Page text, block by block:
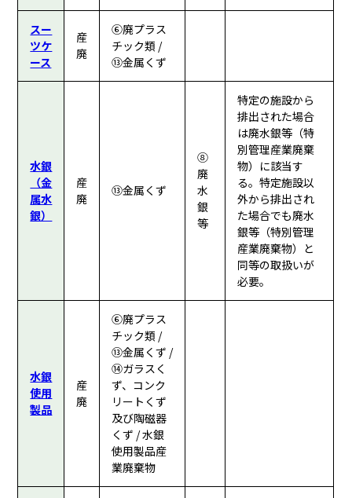
スー
ツケ
ース
産
廃
⑥廃プラス
チック類 /
⑬金属くず
水銀
（金
属水
銀）
産
廃
⑬金属くず
⑧
廃
水
銀
等
特定の施設から
排出された場合
は廃水銀等（特
別管理産業廃棄
物）に該当す
る。特定施設以
外から排出され
た場合でも廃水
銀等（特別管理
産業廃棄物）と
同等の取扱いが
必要。
水銀
使用
製品
産
廃
⑥廃プラス
チック類 /
⑬金属くず /
⑭ガラスく
ず、コンク
リートくず
及び陶磁器
くず / 水銀
使用製品産
業廃棄物